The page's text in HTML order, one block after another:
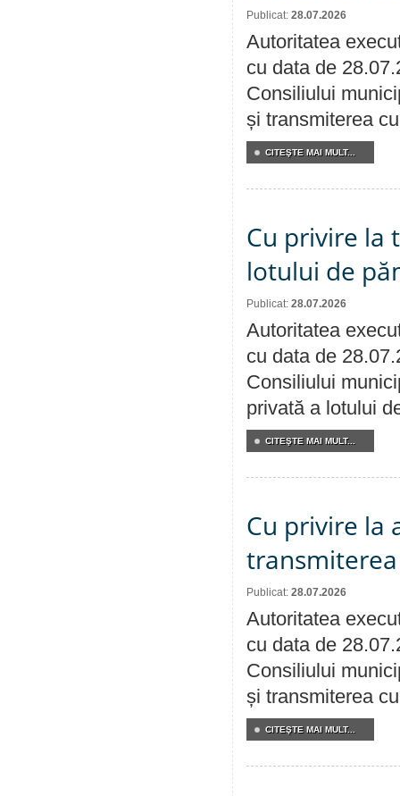
Publicat: 28.07.2026
Autoritatea
cu data de
Consiliului
și transmiterea
CITEŞTE MAI MULT...
Cu privire la
lotului de
Publicat: 28.07.2026
Autoritatea
cu data de
Consiliului
privată a lotului
CITEŞTE MAI MULT...
Cu privire la
Publicat: 28.07.2026
Autoritatea
cu data de
Consiliului
și transmiterea
CITEŞTE MAI MULT...